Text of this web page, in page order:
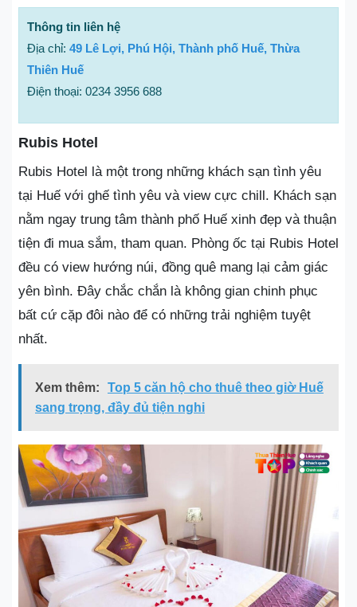
Thông tin liên hệ
Địa chỉ: 49 Lê Lợi, Phú Hội, Thành phố Huế, Thừa
Thiên Huế
Điện thoại: 0234 3956 688
Rubis Hotel
Rubis Hotel là một trong những khách sạn tình yêu
tại Huế với ghế tình yêu và view cực chill. Khách sạn
nằm ngay trung tâm thành phố Huế xinh đẹp và thuận
tiện đi mua sắm, tham quan. Phòng ốc tại Rubis Hotel
đều có view hướng núi, đồng quê mang lại cảm giác
yên bình. Đây chắc chắn là không gian chinh phục
bất cứ cặp đôi nào để có những trải nghiệm tuyệt
nhất.
Xem thêm:
Top 5 căn hộ cho thuê theo giờ Huế
sang trọng, đầy đủ tiện nghi